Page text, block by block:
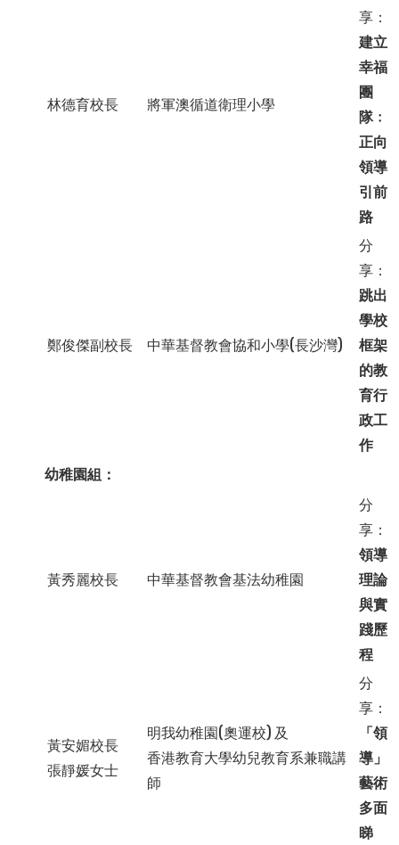
林德育校長 將軍澳循道衛理小學
享：
建立
幸福
團
隊﹕
正向
領導
引前
路
鄭俊傑副校長 中華基督教會協和小學(長沙灣)
分
享：
跳出
學校
框架
的教
育行
政工
作
幼稚園組：
黃秀麗校長 中華基督教會基法幼稚園
分
享：
領導
理論
與實
踐歷
程
黃安媚校長
張靜媛女士
明我幼稚園(奧運校) 及
香港教育大學幼兒教育系兼職講
師
分
享：
「領
導」
藝術
多面
睇